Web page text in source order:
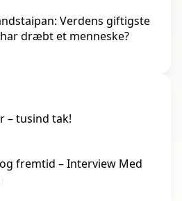
Verdens giftigste
dræbt et menneske?
– tusind tak!
fremtid – Interview Med